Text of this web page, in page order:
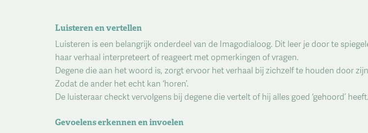
Luisteren en vertellen
Luisteren is een belangrijk onderdeel van de Imagodialoog. Dit leer je door te
haar verhaal interpreteert of reageert met opmerkingen of vragen.
Degene die aan het woord is, zorgt ervoor het verhaal bij zichzelf te houden door
Zodat de ander het echt kan ‘horen’.
De luisteraar checkt vervolgens bij degene die vertelt of hij alles goed ‘gehoord’ heeft.
Gevoelens erkennen en invoelen